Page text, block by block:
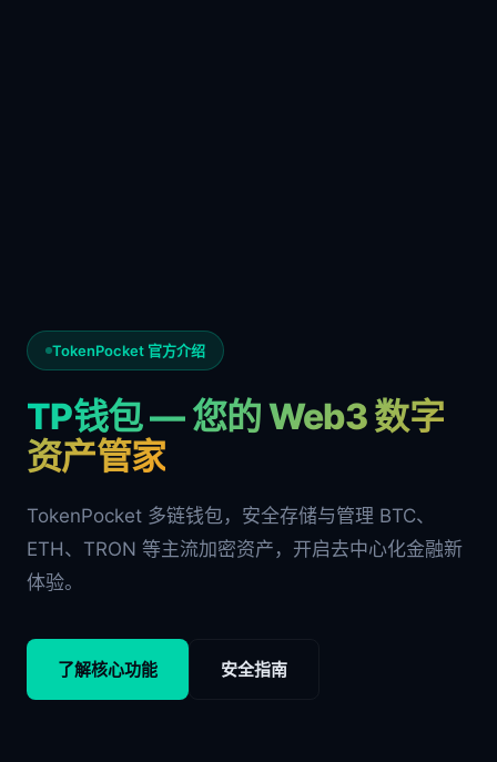
TokenPocket 官方介绍
TP钱包 — 您的 Web3 数字
资产管家
TokenPocket 多链钱包，安全存储与管理 BTC、
ETH、TRON 等主流加密资产，开启去中心化金融新
体验。
了解核心功能 安全指南